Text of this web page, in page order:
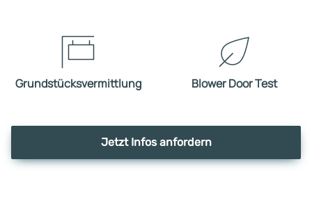
Grundstücksvermittlung Blower Door Test
Jetzt Infos anfordern